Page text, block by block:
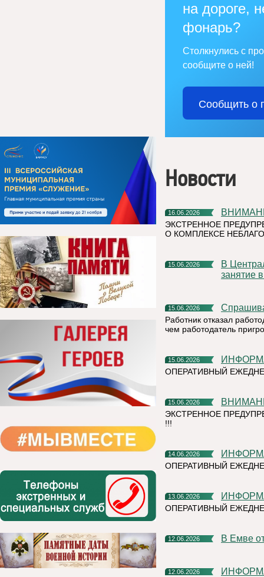
на дороге,
фонарь?
Столкнулись с
сообщите о ней!
Сообщить о
Новости
16.06.2026
ЭКСТРЕННОЕ
О КОМПЛЕКСЕ
15.06.2026
В Центральной детской библиотеке прошло очередное
занятие
15.06.2026
Работник отказал
чем работодатель
15.06.2026
ОПЕРАТИВНЫЙ
15.06.2026
ЭКСТРЕННОЕ
!!!
14.06.2026
ОПЕРАТИВНЫЙ
13.06.2026
ОПЕРАТИВНЫЙ
12.06.2026 В Емве
12.06.2026